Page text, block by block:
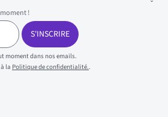
!
S'INSCRIRE
moment dans nos emails.
la Politique de confidentialité..